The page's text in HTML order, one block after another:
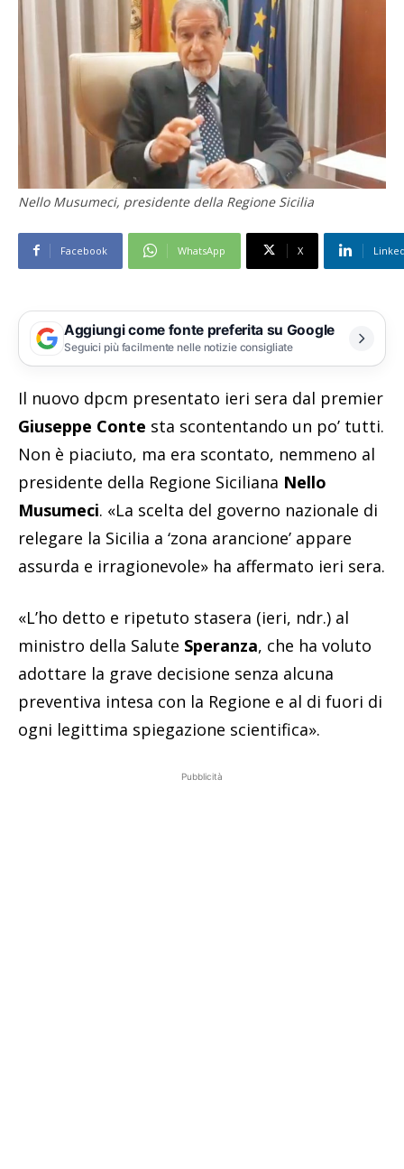
Nello Musumeci, presidente della Regione Sicilia
Facebook WhatsApp X
Aggiungi come fonte preferita su Google
Seguici più facilmente nelle notizie consigliate
Il nuovo dpcm presentato ieri sera dal premier
Giuseppe Conte sta scontentando un po’ tutti.
Non è piaciuto, ma era scontato, nemmeno al
presidente della Regione Siciliana Nello
Musumeci. «La scelta del governo nazionale di
relegare la Sicilia a ‘zona arancione’ appare
assurda e irragionevole» ha affermato ieri sera.
«L’ho detto e ripetuto stasera (ieri, ndr.) al
ministro della Salute Speranza, che ha voluto
adottare la grave decisione senza alcuna
preventiva intesa con la Regione e al di fuori di
ogni legittima spiegazione scientifica».
Pubblicità